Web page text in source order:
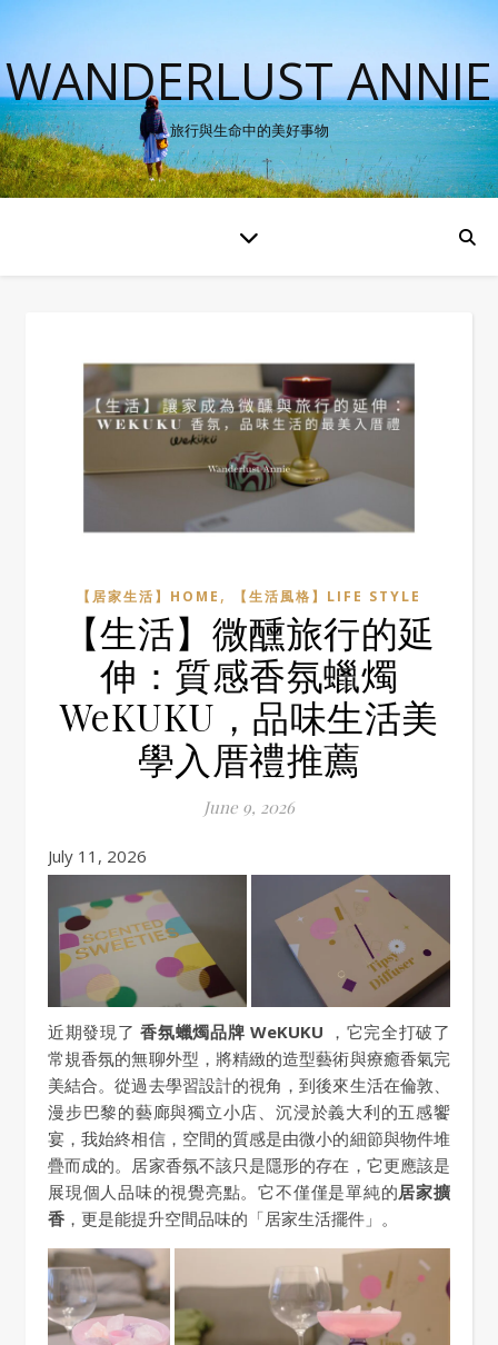
WANDERLUST ANNIE
旅行與生命中的美好事物
【居家生活】HOME , 【生活風格】LIFE STYLE
【生活】微醺旅行的延
伸：質感香氛蠟燭
WeKUKU，品味生活美
學入厝禮推薦
June 9, 2026
July 11, 2026
近期發現了香氛蠟燭品牌 WeKUKU ，它完全打破了
常規香氛的無聊外型，將精緻的造型藝術與療癒香氣完
美結合。從過去學習設計的視角，到後來生活在倫敦、
漫步巴黎的藝廊與獨立小店、沉浸於義大利的五感饗
宴，我始終相信，空間的質感是由微小的細節與物件堆
疊而成的。居家香氛不該只是隱形的存在，它更應該是
展現個人品味的視覺亮點。它不僅僅是單純的居家擴
香 ，更是能提升空間品味的「居家生活擺件」。